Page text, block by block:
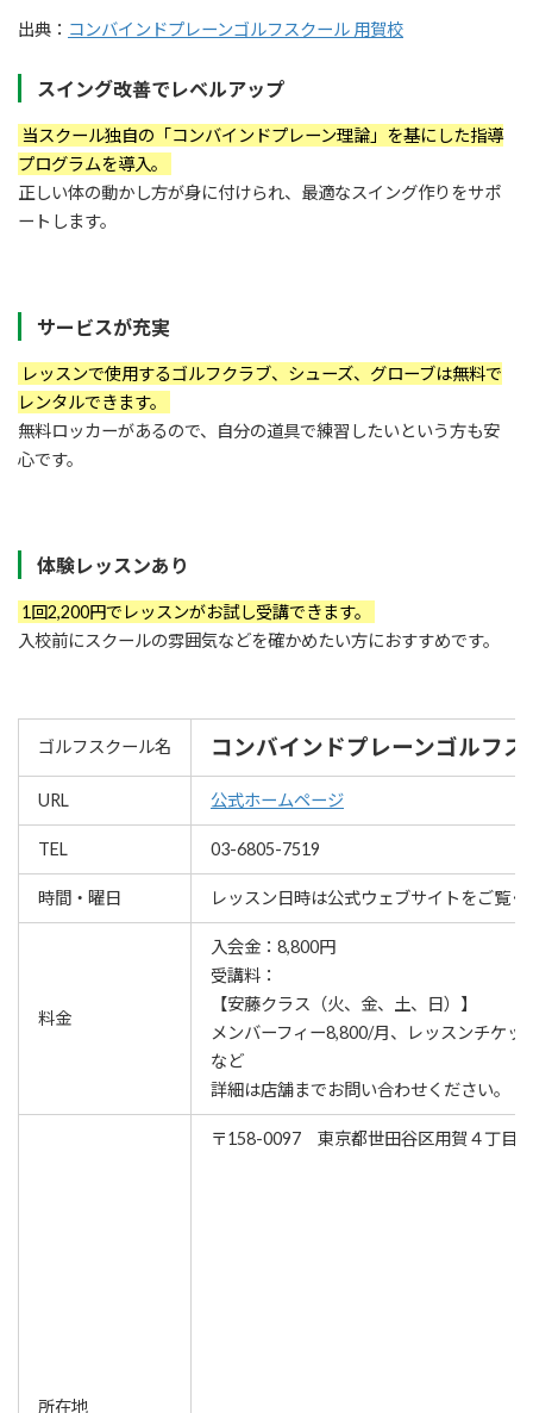
出典： コンバインドプレーンゴルフスクール 用賀校
スイング改善でレベルアップ
当スクール独自の「コンバインドプレーン理論」を基にした指導
プログラムを導入。
正しい体の動かし方が身に付けられ、最適なスイング作りをサポ
ートします。
サービスが充実
レッスンで使用するゴルフクラブ、シューズ、グローブは無料で
レンタルできます。
無料ロッカーがあるので、自分の道具で練習したいという方も安
心です。
体験レッスンあり
1回2,200円でレッスンがお試し受講できます。
入校前にスクールの雰囲気などを確かめたい方におすすめです。
ゴルフスクール名 コンバインドプレーンゴルフ
URL 公式ホームページ
TEL 03-6805-7519
時間・曜日 レッスン⽇時は公式ウェブサイトをご覧く
料金
入会金：8,800円
受講料：
【安藤クラス（火、金、土、日）】
メンバーフィー8,800/月、レッスンチケ
など
詳細は店舗までお問い合わせください。
所在地
〒158-0097 東京都世田谷区用賀４丁目